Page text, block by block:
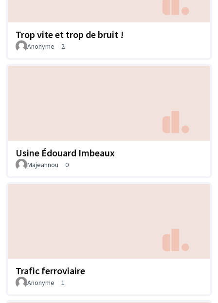
Trop vite et trop de bruit !
Anonyme 2
Usine Édouard Imbeaux
Majeannou 0
Trafic ferroviaire
Anonyme 1